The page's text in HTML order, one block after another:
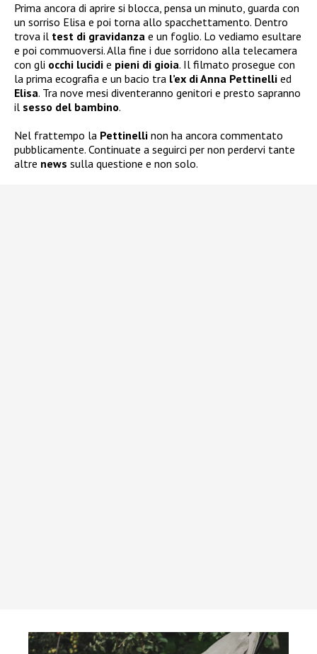
Prima ancora di aprire si blocca, pensa un minuto, guarda con
un sorriso Elisa e poi torna allo spacchettamento. Dentro
trova il test di gravidanza e un foglio. Lo vediamo esultare
e poi commuoversi. Alla fine i due sorridono alla telecamera
con gli occhi lucidi e pieni di gioia. Il filmato prosegue con
la prima ecografia e un bacio tra l’ex di Anna Pettinelli ed
Elisa. Tra nove mesi diventeranno genitori e presto sapranno
il sesso del bambino.
Nel frattempo la Pettinelli non ha ancora commentato
pubblicamente. Continuate a seguirci per non perdervi tante
altre news sulla questione e non solo.